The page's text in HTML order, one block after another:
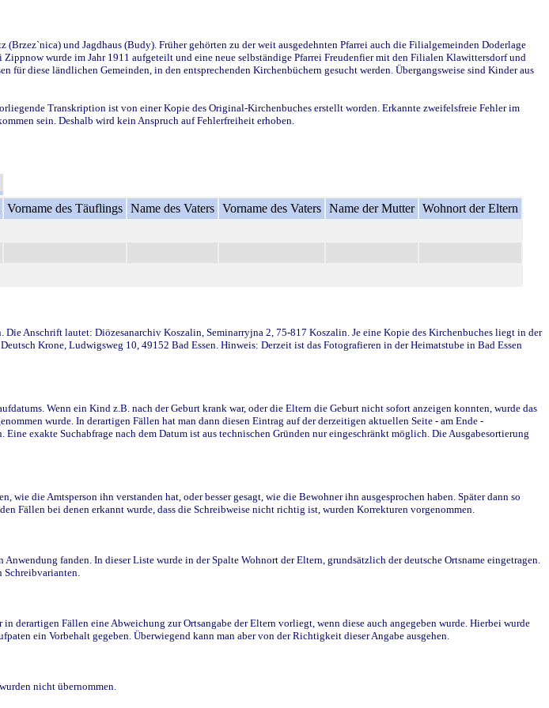
und Jagdhaus (Budy). Früher gehörten zu der weit ausgedehnten Pfarrei auch die Filialgemeinden Doderlage
wurde im Jahr 1911 aufgeteilt und eine neue selbständige Pfarrei Freudenfier mit den Filialen Klawittersdorf und
diese ländlichen Gemeinden, in den entsprechenden Kirchenbüchern gesucht werden. Übergangsweise sind Kinder aus
Transkription ist von einer Kopie des Original-Kirchenbuches erstellt worden. Erkannte zweifelsfreie Fehler im
sein. Deshalb wird kein Anspruch auf Fehlerfreiheit erhoben.
Vorname des Täuflings Name des Vaters Vorname des Vaters Name der Mutter Wohnort der Eltern
Anschrift lautet: Diözesanarchiv Koszalin, Seminarryjna 2, 75-817 Koszalin. Je eine Kopie des Kirchenbuches liegt in der
Krone, Ludwigsweg 10, 49152 Bad Essen. Hinweis: Derzeit ist das Fotografieren in der Heimatstube in Bad Essen
Wenn ein Kind z.B. nach der Geburt krank war, oder die Eltern die Geburt nicht sofort anzeigen konnten, wurde das
wurde. In derartigen Fällen hat man dann diesen Eintrag auf der derzeitigen aktuellen Seite - am Ende -
exakte Suchabfrage nach dem Datum ist aus technischen Gründen nur eingeschränkt möglich. Die Ausgabesortierung
die Amtsperson ihn verstanden hat, oder besser gesagt, wie die Bewohner ihn ausgesprochen haben. Später dann so
Fällen bei denen erkannt wurde, dass die Schreibweise nicht richtig ist, wurden Korrekturen vorgenommen.
fanden. In dieser Liste wurde in der Spalte Wohnort der Eltern, grundsätzlich der deutsche Ortsname eingetragen.
derartigen Fällen eine Abweichung zur Ortsangabe der Eltern vorliegt, wenn diese auch angegeben wurde. Hierbei wurde
ein Vorbehalt gegeben. Überwiegend kann man aber von der Richtigkeit dieser Angabe ausgehen.
nicht übernommen.